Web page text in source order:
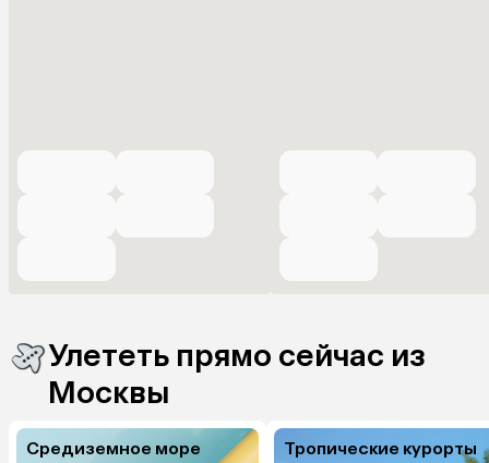
Улететь прямо сейчас из
Москвы
Средиземное море Тропические курорты